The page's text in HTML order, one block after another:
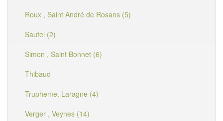
Roux , Saint André de Rosans (5)
Sautel (2)
Simon , Saint Bonnet (6)
Thibaud
Trupheme, Laragne (4)
Verger , Veynes (14)